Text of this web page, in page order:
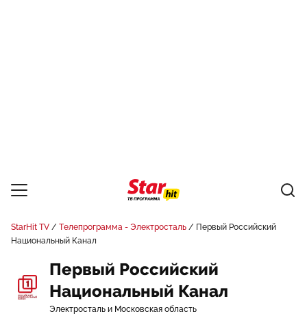
StarHit TV Телепрограмма - Электросталь
Первый Российский
Национальный Канал
Первый Российский
Национальный Канал
Электросталь и Московская область